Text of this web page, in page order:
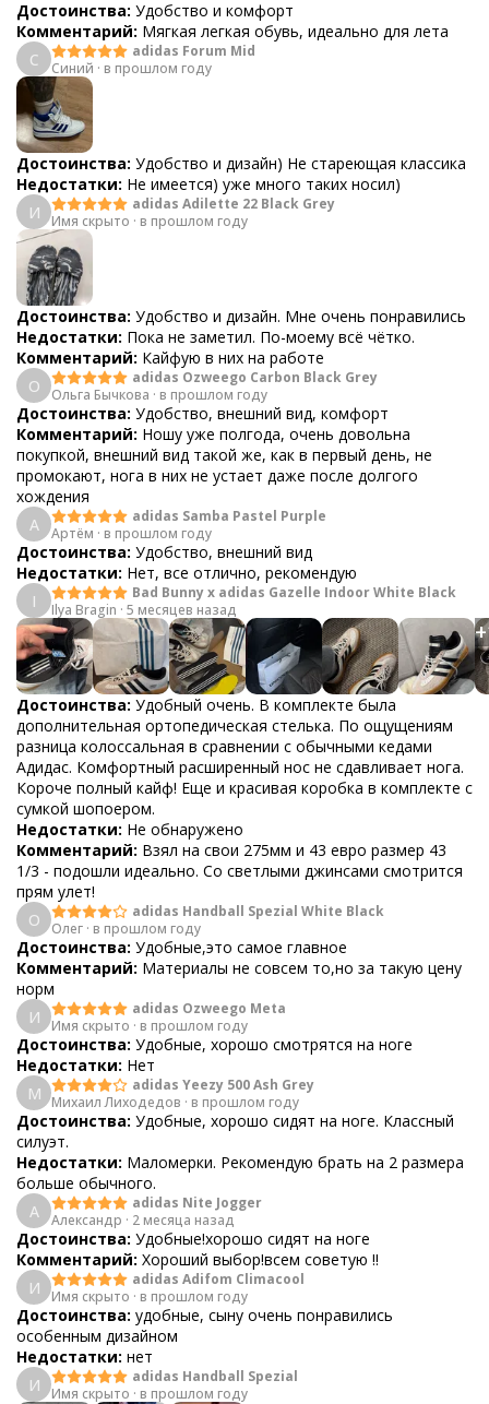
Достоинства: Удобство и комфорт
Комментарий: Мягкая легкая обувь, идеально для лета
С
adidas Forum Mid
Синий · в прошлом году
Достоинства: Удобство и дизайн) Не стареющая классика
Недостатки: Не имеется) уже много таких носил)
И
adidas Adilette 22 Black Grey
Имя скрыто · в прошлом году
Достоинства: Удобство и дизайн. Мне очень понравились
Недостатки: Пока не заметил. По-моему всё чётко.
Комментарий: Кайфую в них на работе
О
adidas Ozweego Carbon Black Grey
Ольга Бычкова · в прошлом году
Достоинства: Удобство, внешний вид, комфорт
Комментарий: Ношу уже полгода, очень довольна
покупкой, внешний вид такой же, как в первый день, не
промокают, нога в них не устает даже после долгого
хождения
А
adidas Samba Pastel Purple
Артём · в прошлом году
Достоинства: Удобство, внешний вид
Недостатки: Нет, все отлично, рекомендую
I
Bad Bunny x adidas Gazelle Indoor White Black
Ilya Bragin · 5 месяцев назад
+
Достоинства: Удобный очень. В комплекте была
дополнительная ортопедическая стелька. По ощущениям
разница колоссальная в сравнении с обычными кедами
Адидас. Комфортный расширенный нос не сдавливает нога.
Короче полный кайф! Еще и красивая коробка в комплекте с
сумкой шопоером.
Недостатки: Не обнаружено
Комментарий: Взял на свои 275мм и 43 евро размер 43
1/3 - подошли идеально. Со светлыми джинсами смотрится
прям улет!
О
adidas Handball Spezial White Black
Олег · в прошлом году
Достоинства: Удобные,это самое главное
Комментарий: Материалы не совсем то,но за такую цену
норм
И
adidas Ozweego Meta
Имя скрыто · в прошлом году
Достоинства: Удобные, хорошо смотрятся на ноге
Недостатки: Нет
М
adidas Yeezy 500 Ash Grey
Михаил Лиходедов · в прошлом году
Достоинства: Удобные, хорошо сидят на ноге. Классный
силуэт.
Недостатки: Маломерки. Рекомендую брать на 2 размера
больше обычного.
А
adidas Nite Jogger
Александр · 2 месяца назад
Достоинства: Удобные!хорошо сидят на ноге
Комментарий: Хороший выбор!всем советую !!
И
adidas Adifom Climacool
Имя скрыто · в прошлом году
Достоинства: удобные, сыну очень понравились
особенным дизайном
Недостатки: нет
И
adidas Handball Spezial
Имя скрыто · в прошлом году